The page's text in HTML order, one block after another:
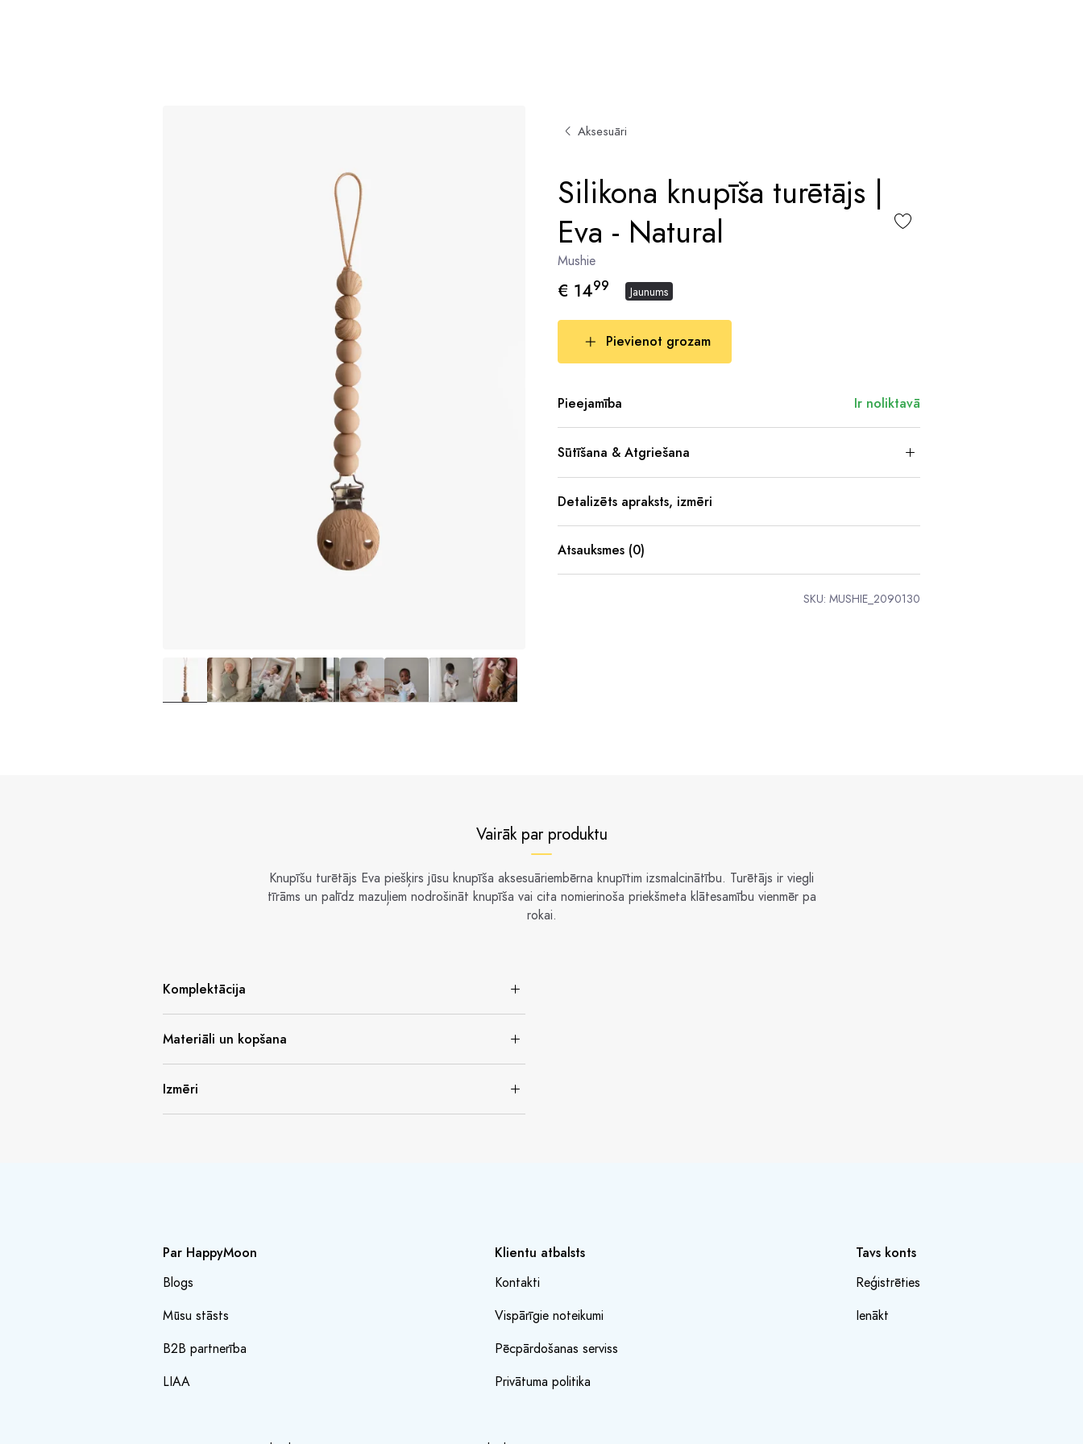
Aksesuāri
Silikona knupīša turētājs |
Eva - Natural
Mushie
€ 1499 Jaunums
Pievienot grozam
Pieejamība Ir noliktavā
Sūtīšana & Atgriešana
Detalizēts apraksts, izmēri
Atsauksmes (0)
SKU: MUSHIE_2090130
Vairāk par produktu
Knupīšu turētājs Eva piešķirs jūsu knupīša aksesuāriembērna knupītim izsmalcinātību. Turētājs ir viegli
tīrāms un palīdz mazuļiem nodrošināt knupīša vai cita nomierinoša priekšmeta klātesamību vienmēr pa
rokai.
Komplektācija
Materiāli un kopšana
Izmēri
Par HappyMoon
Blogs
Mūsu stāsts
B2B partnerība
LIAA
Klientu atbalsts
Kontakti
Vispārīgie noteikumi
Pēcpārdošanas serviss
Privātuma politika
Tavs konts
Reģistrēties
Ienākt